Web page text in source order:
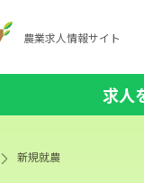
農業求人情報サイト
求人
新規就農